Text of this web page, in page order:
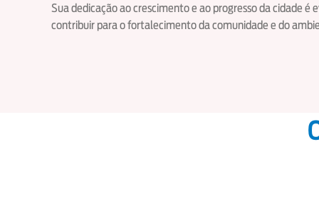
Sua dedicação ao crescimento e ao progresso da cidade
contribuir para o fortalecimento da comunidade e do